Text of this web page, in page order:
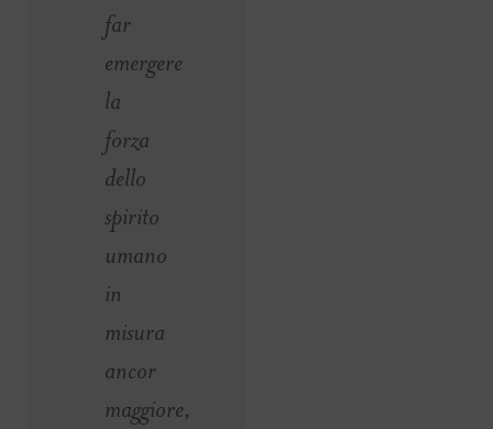
far
emergere
la
forza
dello
spirito
umano
in
misura
ancor
maggiore,